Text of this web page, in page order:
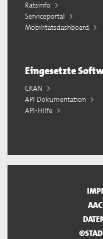
Ratsinfo
Serviceportal
Mobilitätsdashboard
Eingesetzte
CKAN
API Dokumentation
API-Hilfe